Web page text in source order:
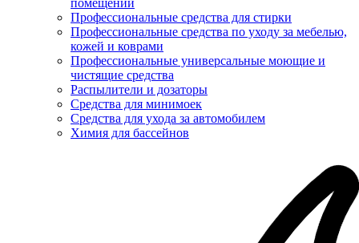
Профессиональные средства для стирки
Профессиональные средства по уходу за мебелью,
кожей и коврами
Профессиональные универсальные моющие и
чистящие средства
Распылители и дозаторы
Средства для минимоек
Средства для ухода за автомобилем
Химия для бассейнов